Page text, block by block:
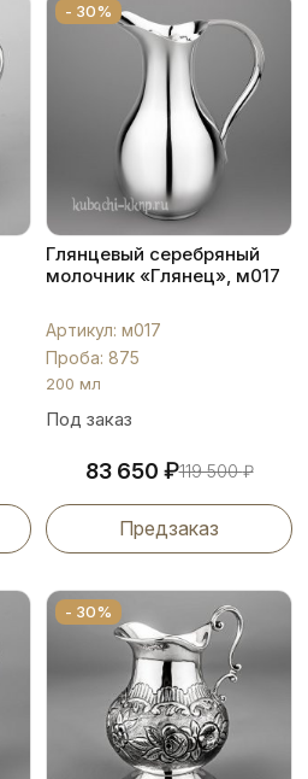
- 30%
Глянцевый серебряный
молочник «Глянец», м017
Артикул: м017
Проба: 875
200 мл
Под заказ
83 650 ₽119 500₽
Предзаказ
- 30%